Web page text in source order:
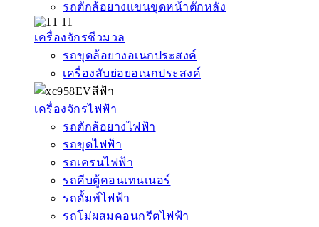
รถตักล้อยางแขนขุดหน้าตักหลัง
เครื่องจักรชีวมวล
รถขุดล้อยางอเนกประสงค์
เครื่องสับย่อยอเนกประสงค์
เครื่องจักรไฟฟ้า
รถตักล้อยางไฟฟ้า
รถขุดไฟฟ้า
รถเครนไฟฟ้า
รถคีบตู้คอนเทนเนอร์
รถดั้มพ์ไฟฟ้า
รถโม่ผสมคอนกรีตไฟฟ้า